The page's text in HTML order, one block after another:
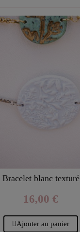
Bracelet blanc texturé
16,00 €
Ajouter au panier